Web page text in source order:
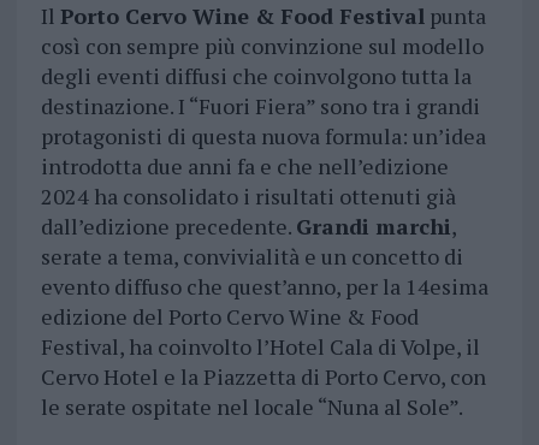
Il Porto Cervo Wine & Food Festivalpunta
così con sempre più convinzione sul modello
degli eventi diffusi che coinvolgono tutta la
destinazione. I “Fuori Fiera” sono tra i grandi
protagonisti di questa nuova formula: un’idea
introdotta due anni fa e che nell’edizione
2024 ha consolidato i risultati ottenuti già
dall’edizione precedente. Grandi marchi,
serate a tema, convivialità e un concetto di
evento diffuso che quest’anno, per la 14esima
edizione del Porto Cervo Wine & Food
Festival, ha coinvolto l’Hotel Cala di Volpe, il
Cervo Hotel e la Piazzetta di Porto Cervo, con
le serate ospitate nel locale “Nuna al Sole”.